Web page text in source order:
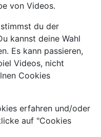
von Videos.
du der
kannst deine Wahl
Es kann passieren,
Videos, nicht
Cookies
erfahren und/oder
auf "Cookies